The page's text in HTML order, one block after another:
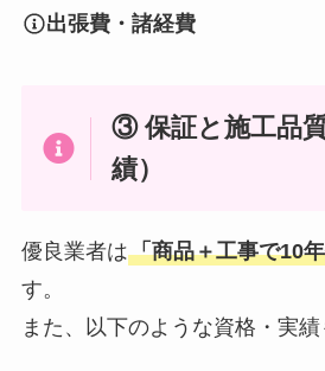
出張費・諸経費
③ 保証と施工品
績）
優良業者は「商品＋工事で10
す。
また、以下のような資格・実績